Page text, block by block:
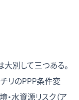
大別して三つある。
リのPPP条件変
・水資源リスク（ア